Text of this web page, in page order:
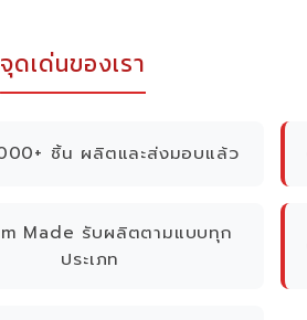
จุดเด่นของเรา
ชิ้น ผลิตและส่งมอบแล้ว
Made รับผลิตตามแบบทุก
ประเภท